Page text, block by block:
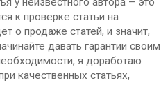
к проверке статьи на
о продаже статей, и значит,
давать гарантии своим
я доработаю
качественных статьях,